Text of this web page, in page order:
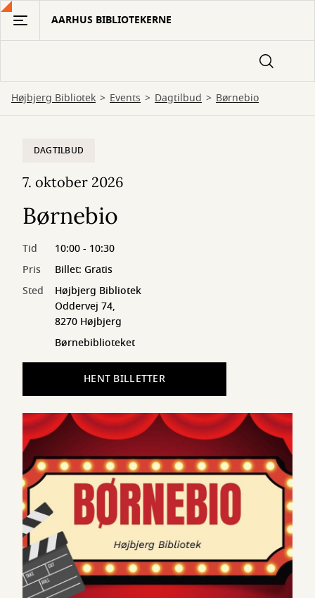
Gå
hovedindhold
AARHUS BIBLIOTEKERNE
Højbjerg Bibliotek Events Dagtilbud Børnebio
DAGTILBUD
7. oktober 2026
Børnebio
Tid
10:00 - 10:30
Pris
Billet: Gratis
Sted
Højbjerg Bibliotek
Oddervej 74,
8270 Højbjerg
Børnebiblioteket
HENT BILLETTER